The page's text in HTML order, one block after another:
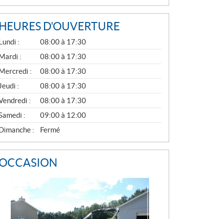
HEURES D'OUVERTURE
Lundi :
08:00 à 17:30
Mardi :
08:00 à 17:30
Mercredi :
08:00 à 17:30
:
08:00 à 17:30
:
08:00 à 17:30
:
09:00 à 12:00
Dimanche :
Fermé